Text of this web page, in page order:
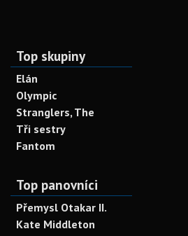
Top skupiny
Elán
Olympic
Stranglers, The
Tři sestry
Fantom
Top panovníci
Přemysl Otakar II.
Kate Middleton